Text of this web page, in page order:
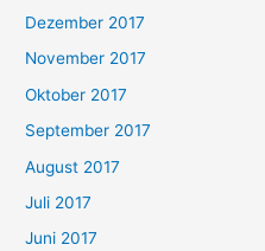
Dezember 2017
November 2017
Oktober 2017
September 2017
August 2017
Juli 2017
Juni 2017